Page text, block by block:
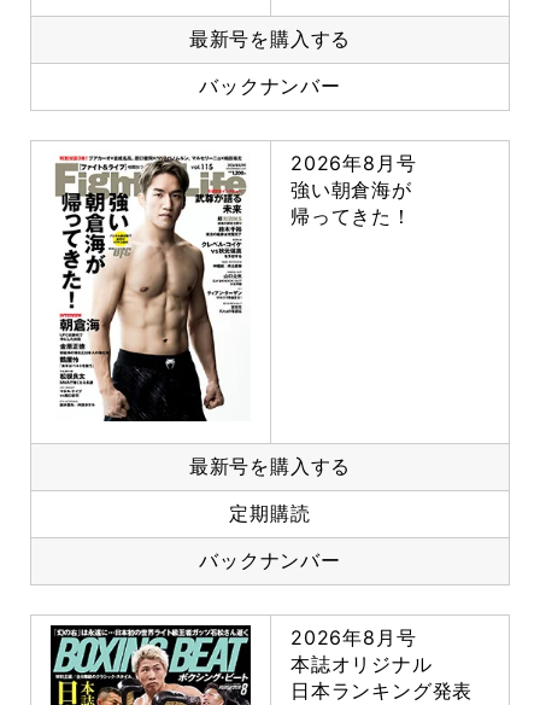
最新号を購入する
バックナンバー
2026年8月号
強い朝倉海が
帰ってきた！
最新号を購入する
定期購読
バックナンバー
2026年8月号
本誌オリジナル
日本ランキング発表